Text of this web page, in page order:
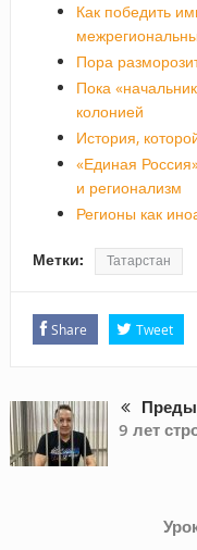
Как победить
Пора
Пока
колонией
История,
«Единая
и регионализм
Регионы как
Метки: Татарстан
Share Tweet
9 лет